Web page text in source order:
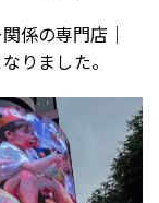
係の専門店｜
りました。